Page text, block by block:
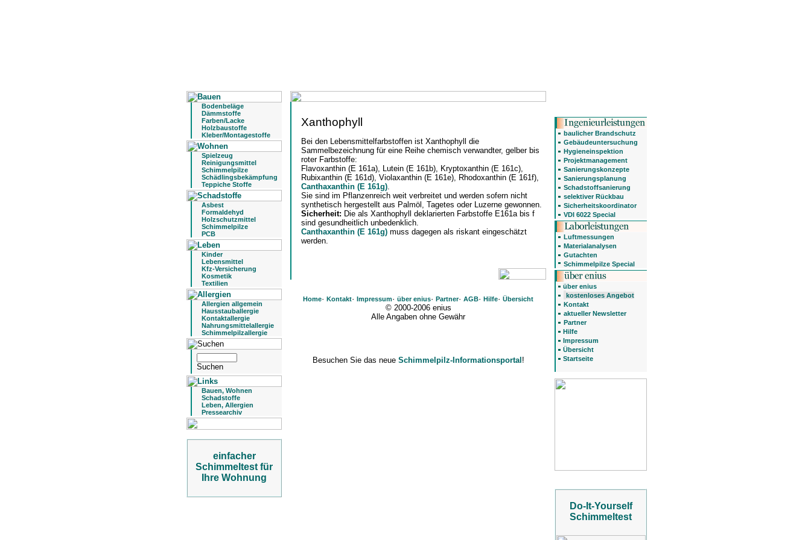
Bodenbeläge
Dämmstoffe
Farben/Lacke
Holzbaustoffe
Kleber/Montagestoffe
Spielzeug
Reinigungsmittel
Schimmelpilze
Schädlingsbekämpfung
Teppiche Stoffe
Asbest
Formaldehyd
Holzschutzmittel
Schimmelpilze
PCB
Kinder
Lebensmittel
Kfz-Versicherung
Kosmetik
Textilien
Allergien allgemein
Hausstauballergie
Kontaktallergie
Nahrungsmittelallergie
Schimmelpilzallergie
Bauen, Wohnen
Schadstoffe
Leben, Allergien
Pressearchiv
einfacher
Schimmeltest für
Ihre Wohnung
Xanthophyll
Bei den Lebensmittelfarbstoffen ist Xanthophyll die
Sammelbezeichnung für eine Reihe chemisch verwandter, gelber bis
roter Farbstoffe:
Flavoxanthin (E 161a), Lutein (E 161b), Kryptoxanthin (E 161c),
Rubixanthin (E 161d), Violaxanthin (E 161e), Rhodoxanthin (E 161f),
Canthaxanthin (E 161g).
Sie sind im Pflanzenreich weit verbreitet und werden sofern nicht
synthetisch hergestellt aus Palmöl, Tagetes oder Luzerne gewonnen.
Sicherheit: Die als Xanthophyll deklarierten Farbstoffe E161a bis f
sind gesundheitlich unbedenklich.
Canthaxanthin (E 161g) muss dagegen als riskant eingeschätzt
werden.
Home· Kontakt· Impressum· über enius· Partner· AGB· Hilfe· Übersicht
© 2000-2006 enius
Alle Angaben ohne Gewähr
Besuchen Sie das neue Schimmelpilz-Informationsportal!
baulicher Brandschutz
Gebäudeuntersuchung
Hygieneinspektion
Projektmanagement
Sanierungskonzepte
Sanierungsplanung
Schadstoffsanierung
selektiver Rückbau
Sicherheitskoordinator
VDI 6022 Special
Luftmessungen
Materialanalysen
Gutachten
Schimmelpilze Special
über enius
kostenloses Angebot
Kontakt
aktueller Newsletter
Partner
Hilfe
Impressum
Übersicht
Startseite
Do-It-Yourself
Schimmeltest